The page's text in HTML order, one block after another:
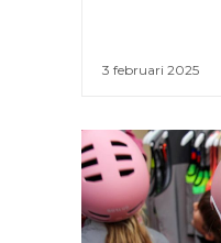
3 februari 2025